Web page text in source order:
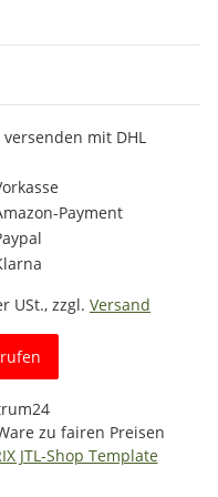
USt., zzgl. Versand
zu fairen Preisen
JTL-Shop Template